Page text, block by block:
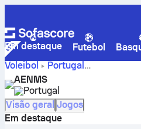
Em destaque Futebol
Voleibol
Portugal
Campeonato Universitário
AENMS – resultados em
classificação
AENMS
Portugal
Visão geral Jogos
Em destaque